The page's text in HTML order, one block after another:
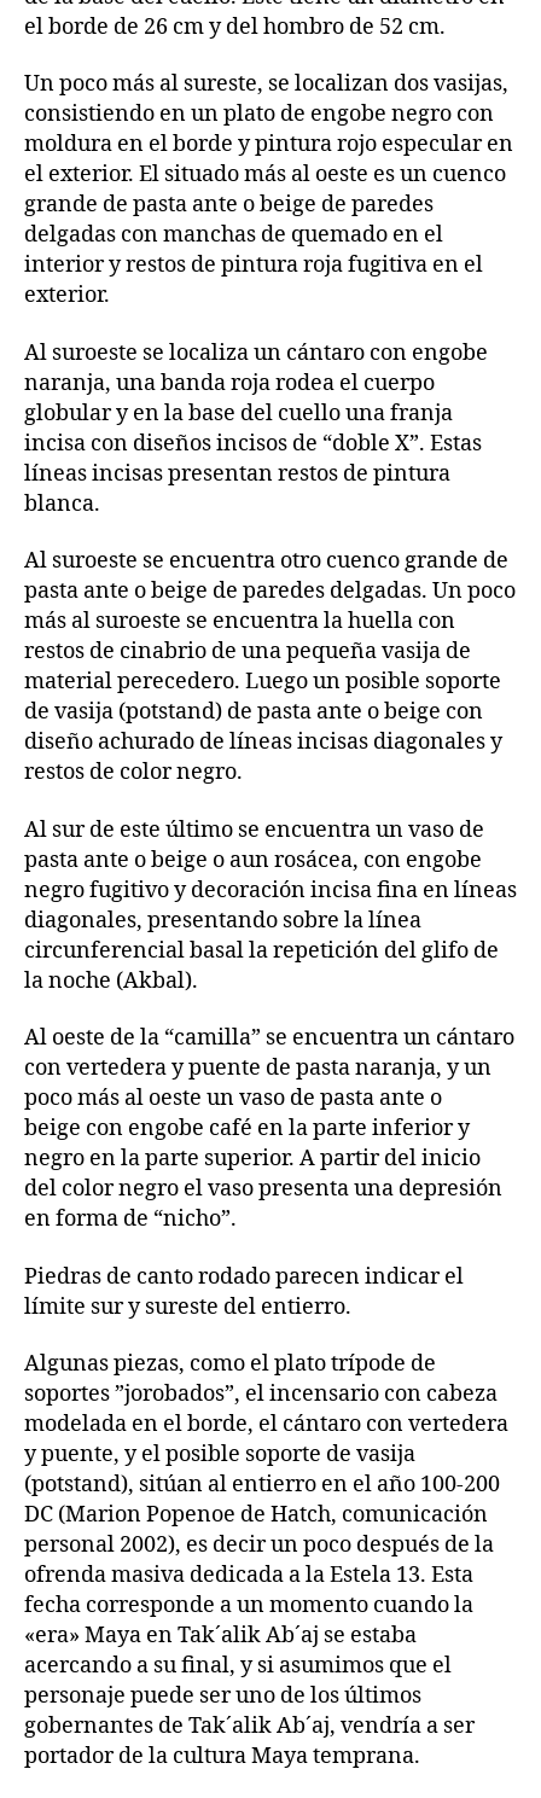
el borde de 26 cm y del hombro de 52 cm.
Un poco más al sureste, se localizan dos vasijas,
consistiendo en un plato de engobe negro con
moldura en el borde y pintura rojo especular en
el exterior. El situado más al oeste es un cuenco
grande de pasta ante o beige de paredes
delgadas con manchas de quemado en el
interior y restos de pintura roja fugitiva en el
exterior.
Al suroeste se localiza un cántaro con engobe
naranja, una banda roja rodea el cuerpo
globular y en la base del cuello una franja
incisa con diseños incisos de “doble X”. Estas
líneas incisas presentan restos de pintura
blanca.
Al suroeste se encuentra otro cuenco grande de
pasta ante o beige de paredes delgadas. Un poco
más al suroeste se encuentra la huella con
restos de cinabrio de una pequeña vasija de
material perecedero. Luego un posible soporte
de vasija (potstand) de pasta ante o beige con
diseño achurado de líneas incisas diagonales y
restos de color negro.
Al sur de este último se encuentra un vaso de
pasta ante o beige o aun rosácea, con engobe
negro fugitivo y decoración incisa fina en líneas
diagonales, presentando sobre la línea
circunferencial basal la repetición del glifo de
la noche (Akbal).
Al oeste de la “camilla” se encuentra un cántaro
con vertedera y puente de pasta naranja, y un
poco más al oeste un vaso de pasta ante o
beige con engobe café en la parte inferior y
negro en la parte superior. A partir del inicio
del color negro el vaso presenta una depresión
en forma de “nicho”.
Piedras de canto rodado parecen indicar el
límite sur y sureste del entierro.
Algunas piezas, como el plato trípode de
soportes ”jorobados”, el incensario con cabeza
modelada en el borde, el cántaro con vertedera
y puente, y el posible soporte de vasija
(potstand), sitúan al entierro en el año 100-200
DC (Marion Popenoe de Hatch, comunicación
personal 2002), es decir un poco después de la
ofrenda masiva dedicada a la Estela 13. Esta
fecha corresponde a un momento cuando la
«era» Maya en Tak´alik Ab´aj se estaba
acercando a su final, y si asumimos que el
personaje puede ser uno de los últimos
gobernantes de Tak´alik Ab´aj, vendría a ser
portador de la cultura Maya temprana.